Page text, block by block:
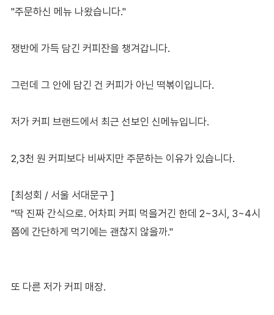
"주문하신 메뉴 나왔습니다."
쟁반에 가득 담긴 커피잔을 챙겨갑니다.
그런데 그 안에 담긴 건 커피가 아닌 떡볶이입니다.
저가 커피 브랜드에서 최근 선보인 신메뉴입니다.
2,3천 원 커피보다 비싸지만 주문하는 이유가 있습니다.
[최성회 / 서울 서대문구 ]
"딱 진짜 간식으로. 어차피 커피 먹을거긴 한데 2~3시, 3~4시
쯤에 간단하게 먹기에는 괜찮지 않을까."
또 다른 저가 커피 매장.